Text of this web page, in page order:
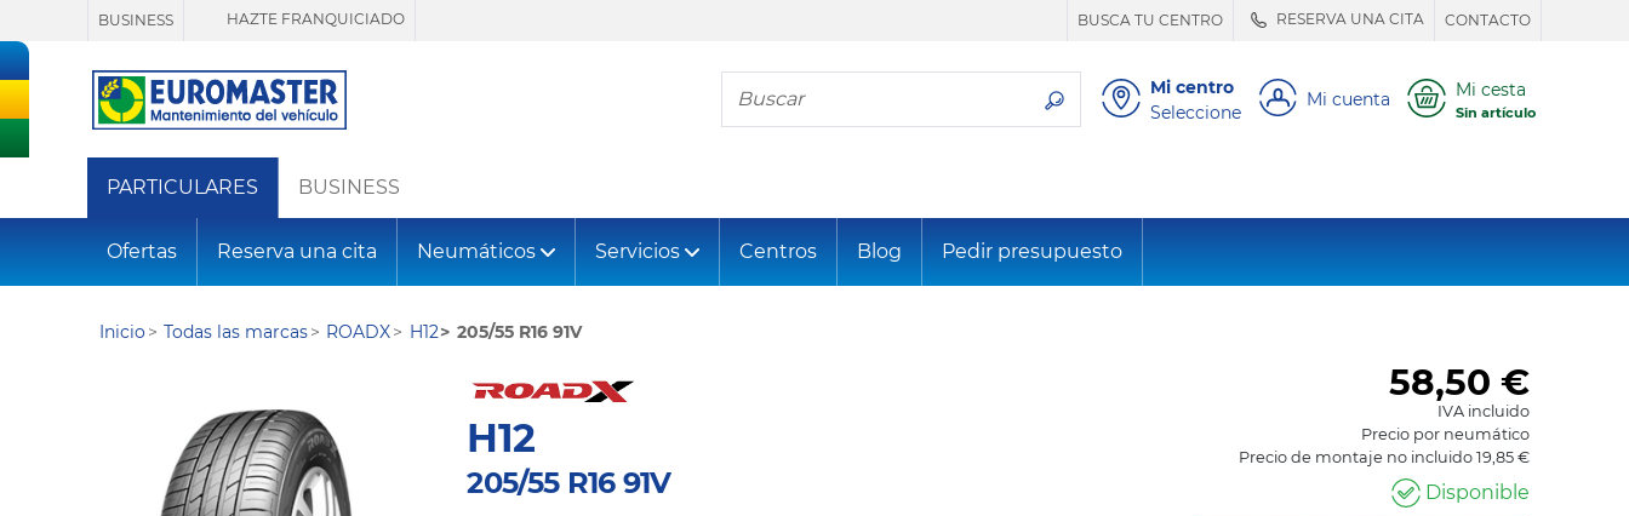
BUSINESS HAZTE FRANQUICIADO BUSCA TU CENTRO RESERVA UNA CITA CONTACTO
Busca tu neumático
Mi centro
Seleccione
Mi cuenta Mi cesta
Sin artículo
PARTICULARES BUSINESS
Ofertas Reserva una cita Neumáticos Servicios Centros Blog Pedir presupuesto
Inicio Todas las marcas ROADX H12 205/55 R16 91V
H12
205/55 R16 91V
58,50 €
IVA incluido
Precio por neumático
Precio de montaje no incluido 19,85 €
Disponible